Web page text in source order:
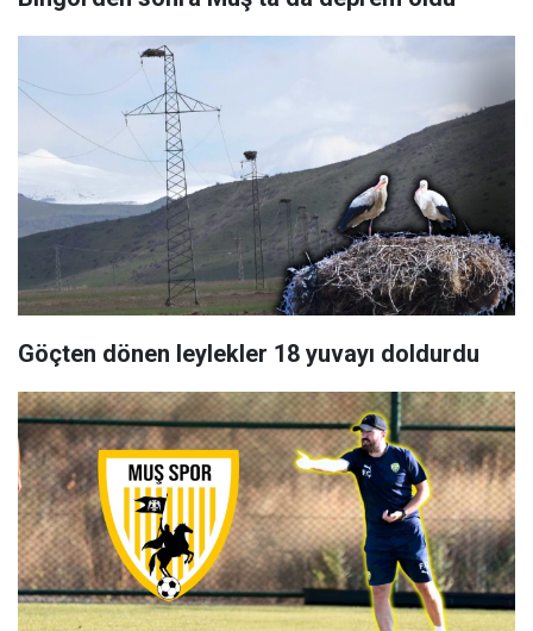
Göçten dönen leylekler 18 yuvayı doldurdu